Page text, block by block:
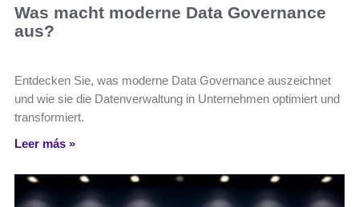
Was macht moderne Data Governance
aus?
Entdecken Sie, was moderne Data Governance auszeichnet
und wie sie die Datenverwaltung in Unternehmen optimiert und
transformiert.
Leer más »